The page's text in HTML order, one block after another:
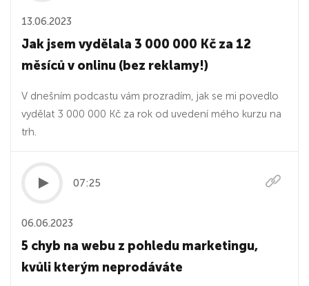
13.06.2023
Jak jsem vydělala 3 000 000 Kč za 12
měsíců v onlinu (bez reklamy!)
V dnešním podcastu vám prozradím, jak se mi povedlo
vydělat 3 000 000 Kč za rok od uvedení mého kurzu na
trh.
07:25
06.06.2023
5 chyb na webu z pohledu marketingu,
kvůli kterým neprodáváte